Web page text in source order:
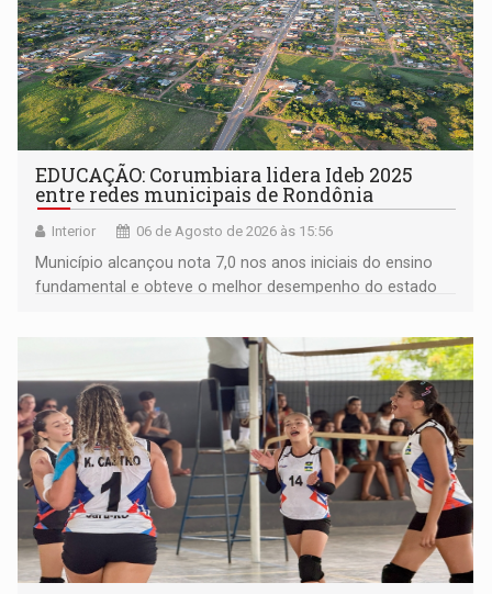
EDUCAÇÃO: Corumbiara lidera Ideb 2025
entre redes municipais de Rondônia
Interior 06 de Agosto de 2026 às 15:56
Município alcançou nota 7,0 nos anos iniciais do ensino
fundamental e obteve o melhor desempenho do estado